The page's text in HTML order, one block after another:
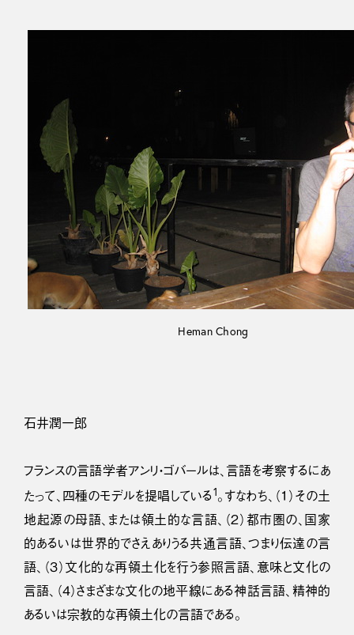
Heman Chong
石井潤一郎
フランスの言語学者アンリ・ゴバールは、言語を考察するにあ
たって、四種のモデルを提唱している1。すなわち、（１）その土
地起源の母語、または領土的な言語、（２）都市圏の、国家
的あるいは世界的でさえありうる共通言語、つまり伝達の言
語、（３）文化的な再領土化を行う参照言語、意味と文化の
言語、（４）さまざまな文化の地平線にある神話言語、精神的
あるいは宗教的な再領土化の言語である。